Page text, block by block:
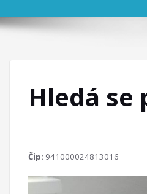
Hledá se
Čip: 941000024813016